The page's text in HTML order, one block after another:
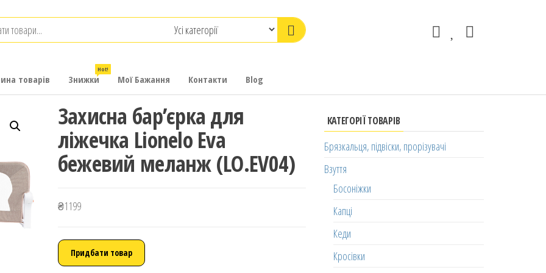
товарів Знижки
Hot!
Мої Бажання Контакти Blog
Захисна бар’єрка для
ліжечка Lionelo Eva
бежевий меланж (LO.EV04)
₴1199
Придбати товар
КАТЕГОРІЇ ТОВАРІВ
Брязкальця, підвіски, прорізувачі
Взуття
Босоніжки
Капці
Кеди
Кросівки